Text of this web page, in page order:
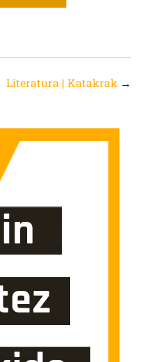
Literatura | Katakrak →